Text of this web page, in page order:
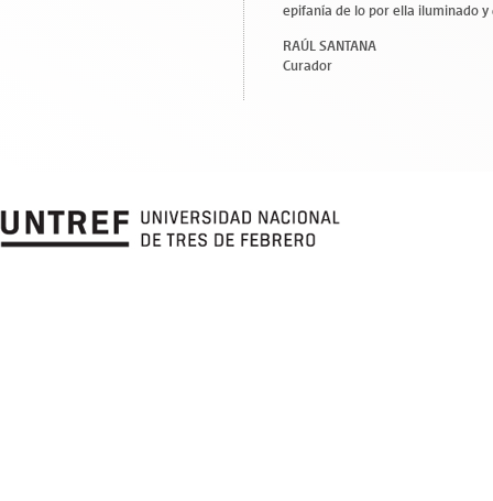
epifanía de lo por ella iluminado
RAÚL SANTANA
Curador